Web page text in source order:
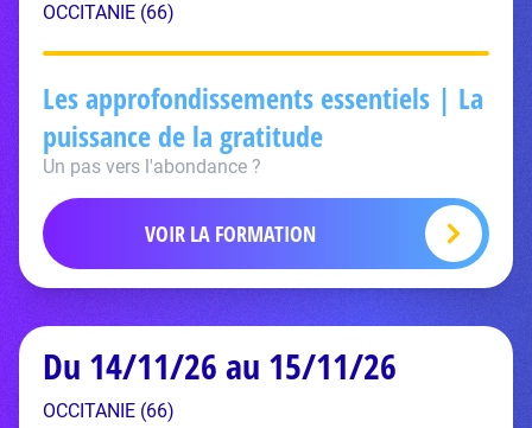
OCCITANIE (66)
Les approfondissements essentiels | La
puissance de la gratitude
Un pas vers l'abondance ?
VOIR LA FORMATION
Du 14/11/26 au 15/11/26
OCCITANIE (66)